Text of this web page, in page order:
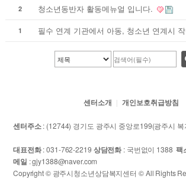
2 청소년동반자 활동메뉴얼 입니다.
1 필수 연계 기관에서 아동, 청소년 연계시
센터소개 개인보호취급방침
센터주소: (12744) 경기도 광주시 중앙로199(광주시
대표전화: 031-762-2219 상담전화: 국번없이 1388 팩
메일 : gjy1388@naver.com
Copyright © 광주시청소년상담복지센터 © All Rights